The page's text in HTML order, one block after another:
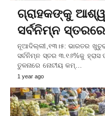
ଗ୍ରାହକଙ୍କୁ
ସର୍ବନିମ୍ନ
ନୂଆଦିଲ୍ଲୀ,୧୩।୫: ଭାରତର
ସର୍ବନିମ୍ନ ସ୍ତର ୩.୧୬%କୁ ହ୍ରାସ
ତୁଳନାରେ ନୋଟୀୟ କମ୍…
1 year ago